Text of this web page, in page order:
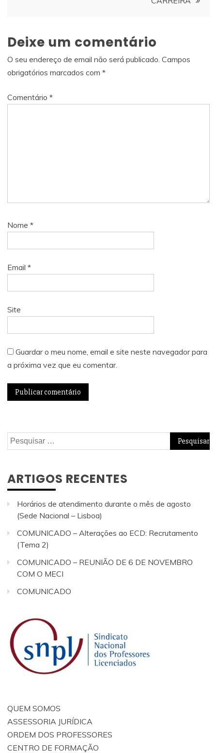
Deixe um comentário
O seu endereço de email não será publicado. Campos
obrigatórios marcados com *
Comentário *
Nome *
Email *
Site
Guardar o meu nome, email e site neste navegador para
a próxima vez que eu comentar.
Pesquisar
por:
ARTIGOS RECENTES
Horários de atendimento durante o mês de agosto
(Sede Nacional – Lisboa)
COMUNICADO – Alterações ao ECD: Recrutamento
(Tema 2)
COMUNICADO – REUNIÃO DE 6 DE NOVEMBRO
COM O MECI
COMUNICADO
QUEM SOMOS
ASSESSORIA JURÍDICA
ORDEM DOS PROFESSORES
CENTRO DE FORMAÇÃO